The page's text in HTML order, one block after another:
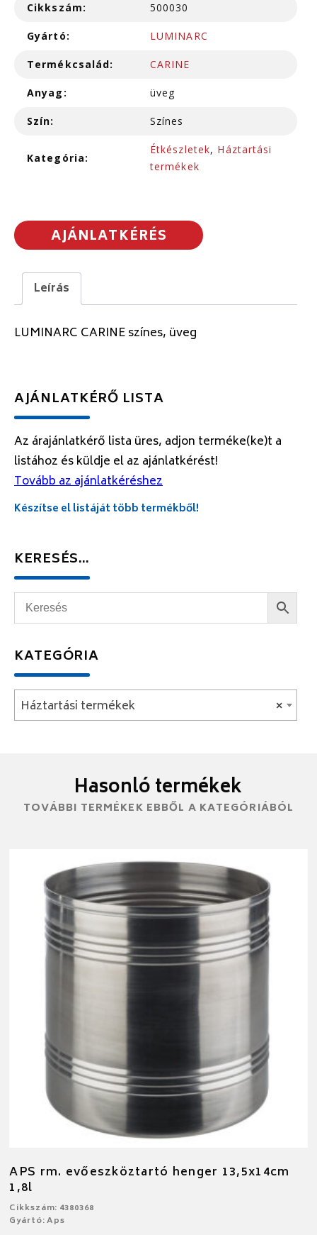
Cikkszám: 500030
Gyártó: LUMINARC
Termékcsalád: CARINE
Anyag: üveg
Szín: Színes
Kategória:
Étkészletek, Háztartási
termékek
AJÁNLATKÉRÉS
Leírás
LUMINARC CARINE színes, üveg
AJÁNLATKÉRŐ LISTA
Az árajánlatkérő lista üres, adjon terméke(ke)t a
listához és küldje el az ajánlatkérést!
Tovább az ajánlatkéréshez
Készítse el listáját több termékből!
KERESÉS…
KATEGÓRIA
×
Háztartási termékek
Hasonló termékek
TOVÁBBI TERMÉKEK EBBŐL A KATEGÓRIÁBÓL
APS rm. evőeszköztartó henger 13,5x14cm
1,8l
Cikkszám: 4380368
Gyártó: Aps